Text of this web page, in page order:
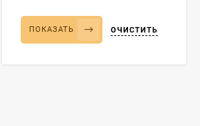
ПОКАЗАТЬ ОЧИСТИТЬ